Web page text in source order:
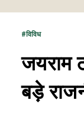
#विविध
जयराम
बड़े